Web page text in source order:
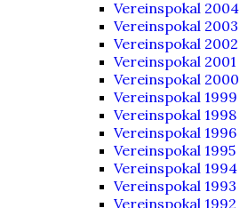
Vereinspokal 2004
Vereinspokal 2003
Vereinspokal 2002
Vereinspokal 2001
Vereinspokal 2000
Vereinspokal 1999
Vereinspokal 1998
Vereinspokal 1996
Vereinspokal 1995
Vereinspokal 1994
Vereinspokal 1993
Vereinspokal 1992